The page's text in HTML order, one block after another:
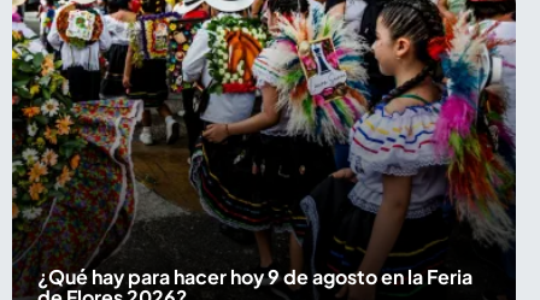
¿Qué hay para hacer hoy 9 de agosto en la Feria